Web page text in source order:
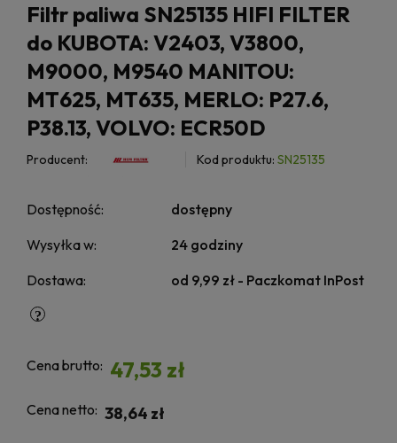
Filtr paliwa SN25135 HIFI FILTER
do KUBOTA: V2403, V3800,
M9000, M9540 MANITOU:
MT625, MT635, MERLO: P27.6,
P38.13, VOLVO: ECR50D
Producent: Kod produktu: SN25135
Dostępność:
dostępny
Wysyłka w:
24 godziny
Dostawa:
od 9,99 zł - Paczkomat InPost
Cena brutto: 47,53 zł
Cena netto: 38,64 zł